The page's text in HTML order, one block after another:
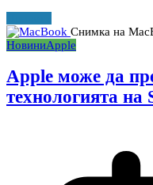
Снимка на
НовиниApple
Apple може да
технологията на